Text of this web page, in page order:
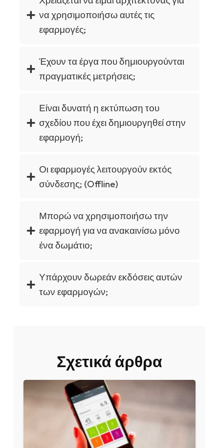
να χρησιμοποιήσω αυτές τις
εφαρμογές;
Έχουν τα έργα που δημιουργούνται
πραγματικές μετρήσεις;
Είναι δυνατή η εκτύπωση του
σχεδίου που έχει δημιουργηθεί στην
εφαρμογή;
Οι εφαρμογές λειτουργούν εκτός
σύνδεσης; (Offline)
Μπορώ να χρησιμοποιήσω την
εφαρμογή για να ανακαινίσω μόνο
ένα δωμάτιο;
Υπάρχουν δωρεάν εκδόσεις αυτών
των εφαρμογών;
Σχετικά άρθρα